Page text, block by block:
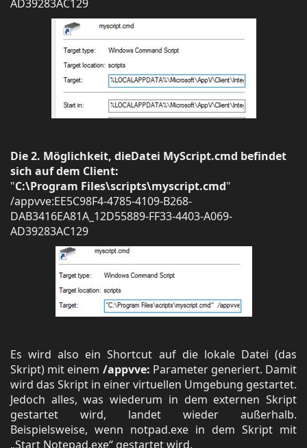
AD39283AC129
Die 2. Möglichkeit, dieDatei MyScript.cmd befindet
sich auf dem Client:
"C:\Program Files\scripts\myscript.cmd"
/appvve:EE5C98F4-4785-4109-B268-
DAB3416EA81A_12D55889-FF33-4403-A069-
AD39283AC129
Es wird also ein Shortcut auf die lokale Datei (das
Skript) mit einem /appvve: Parameter generiert. Damit
wird das Skript in einer virtuellen Umgebung gestartet.
Jedoch alles, was wiederum in dem externen Skript
gestartet wird, landet wieder außerhalb.
Beispielsweise, wenn notpad.exe in dem Skript mit
„Start Notepad.exe“ gestartet wird.